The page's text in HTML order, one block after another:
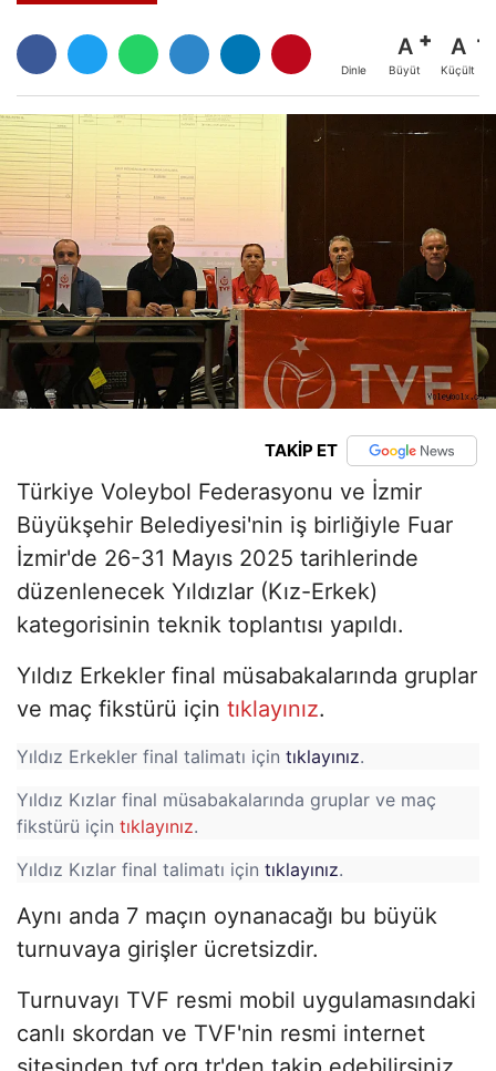
Dinle
A
Büyüt
A
Küçült
TAKİP ET
Türkiye Voleybol Federasyonu ve İzmir
Büyükşehir Belediyesi'nin iş birliğiyle Fuar
İzmir'de 26-31 Mayıs 2025 tarihlerinde
düzenlenecek Yıldızlar (Kız-Erkek)
kategorisinin teknik toplantısı yapıldı.
Yıldız Erkekler final müsabakalarında gruplar
ve maç fikstürü için tıklayınız.
Yıldız Erkekler final talimatı için tıklayınız.
Yıldız Kızlar final müsabakalarında gruplar ve maç
fikstürü için tıklayınız.
Yıldız Kızlar final talimatı için tıklayınız.
Aynı anda 7 maçın oynanacağı bu büyük
turnuvaya girişler ücretsizdir.
Turnuvayı TVF resmi mobil uygulamasındaki
canlı skordan ve TVF'nin resmi internet